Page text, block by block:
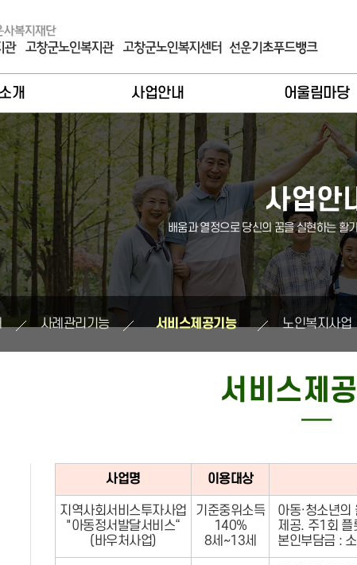
개
인사말
사말
요
황
사업안내
회원가입 및 이용안내
사례관리기능
서비스제공기능
노인복지사업
지역복지사업
장기요양사업
어울림마당
이달의활동
종합복지
노인복지
지역복지
장기요양
사업안
배움과 열정으로 당신의 꿈을 실현하는 활
사례관리기능 서비스제공기능 노인복지사업
서비스제
─
사업명 이용대상
지역사회서비스투자사업
"아동정서발달서비스“
(바우처사업)
기준중위소득
140%
8세~13세
아동·청소년
제공. 주1회 플
본인부담금 :